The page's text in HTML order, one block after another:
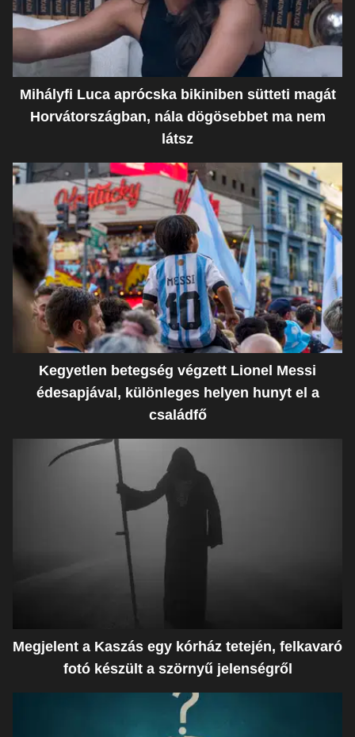
Mihályfi Luca aprócska bikiniben sütteti magát
Horvátországban, nála dögösebbet ma nem
látsz
Kegyetlen betegség végzett Lionel Messi
édesapjával, különleges helyen hunyt el a
családfő
Megjelent a Kaszás egy kórház tetején, felkavaró
fotó készült a szörnyű jelenségről